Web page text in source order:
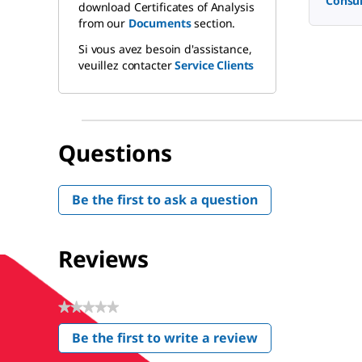
download Certificates of Analysis
from our Documentssection.
Si vous avez besoin d'assistance,
veuillez contacterService Clients
Questions
Be the first to ask a question
Reviews
★★★★★
No
rating
value
Be the first to write a review
.